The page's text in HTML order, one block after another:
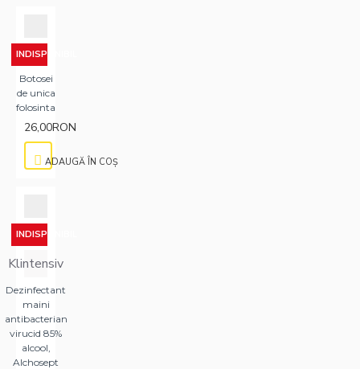
INDISPONIBIL
Botosei
de unica
folosinta
26,00RON
ADAUGĂ ÎN COŞ
INDISPONIBIL
Klintensiv
Dezinfectant
maini
antibacterian
virucid 85%
alcool,
Alchosept